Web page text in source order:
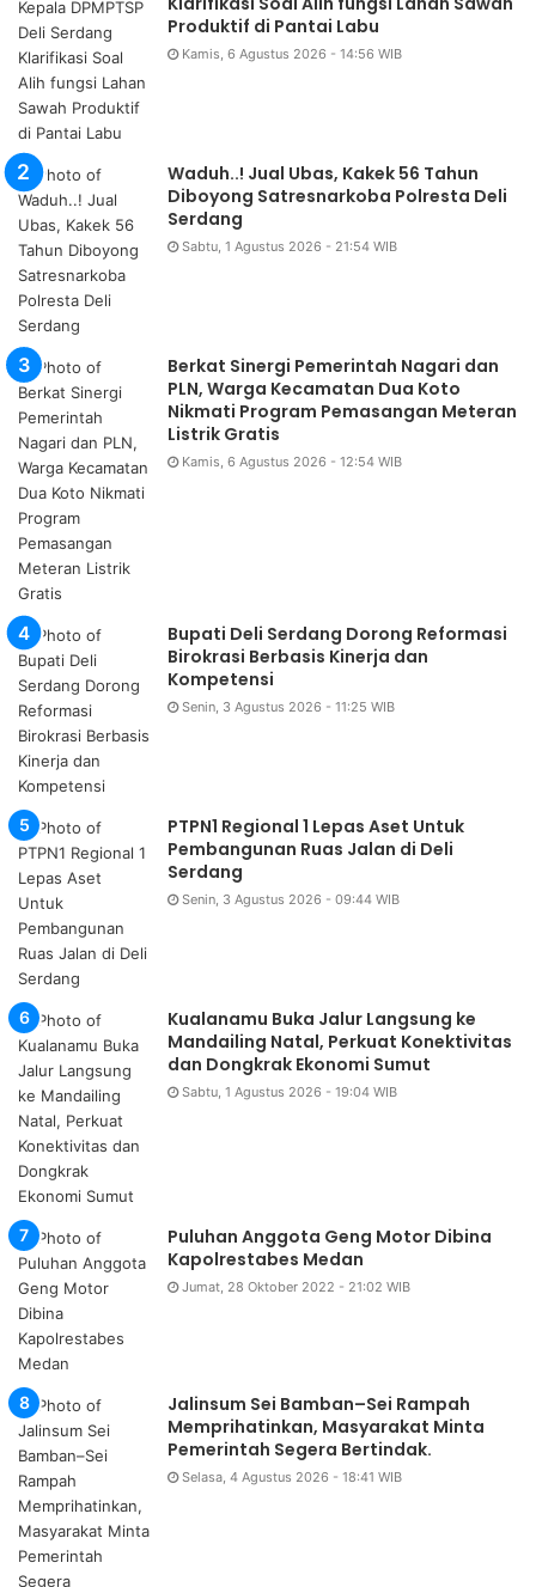
Produktif di Pantai Labu
Kamis, 6 Agustus 2026 - 14:56 WIB
Waduh..! Jual Ubas, Kakek 56 Tahun
Diboyong Satresnarkoba Polresta Deli
Serdang
Sabtu, 1 Agustus 2026 - 21:54 WIB
Berkat Sinergi Pemerintah Nagari dan
PLN, Warga Kecamatan Dua Koto
Nikmati Program Pemasangan Meteran
Listrik Gratis
Kamis, 6 Agustus 2026 - 12:54 WIB
Bupati Deli Serdang Dorong Reformasi
Birokrasi Berbasis Kinerja dan
Kompetensi
Senin, 3 Agustus 2026 - 11:25 WIB
PTPN1 Regional 1 Lepas Aset Untuk
Pembangunan Ruas Jalan di Deli
Serdang
Senin, 3 Agustus 2026 - 09:44 WIB
Kualanamu Buka Jalur Langsung ke
Mandailing Natal, Perkuat Konektivitas
dan Dongkrak Ekonomi Sumut
Sabtu, 1 Agustus 2026 - 19:04 WIB
Puluhan Anggota Geng Motor Dibina
Kapolrestabes Medan
Jumat, 28 Oktober 2022 - 21:02 WIB
Jalinsum Sei Bamban–Sei Rampah
Memprihatinkan, Masyarakat Minta
Pemerintah Segera Bertindak.
Selasa, 4 Agustus 2026 - 18:41 WIB